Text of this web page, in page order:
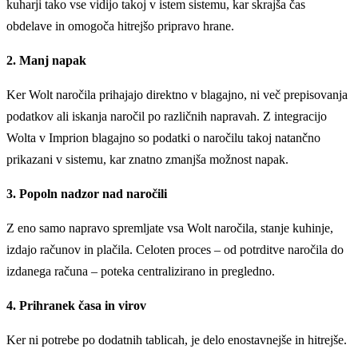
kuharji tako vse vidijo takoj v istem sistemu, kar skrajša čas
obdelave in omogoča hitrejšo pripravo hrane.
2. Manj napak
Ker Wolt naročila prihajajo direktno v blagajno, ni več prepisovanja
podatkov ali iskanja naročil po različnih napravah. Z integracijo
Wolta v Imprion blagajno so podatki o naročilu takoj natančno
prikazani v sistemu, kar znatno zmanjša možnost napak.
3. Popoln nadzor nad naročili
Z eno samo napravo spremljate vsa Wolt naročila, stanje kuhinje,
izdajo računov in plačila. Celoten proces – od potrditve naročila do
izdanega računa – poteka centralizirano in pregledno.
4. Prihranek časa in virov
Ker ni potrebe po dodatnih tablicah, je delo enostavnejše in hitrejše.